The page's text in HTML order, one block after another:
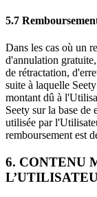
5.7
Dans les cas où un
d'annulation
de rétractation,
suite à laquelle
montant dû à
Seety sur la base de
utilisée par
remboursement est
6. CONTENU